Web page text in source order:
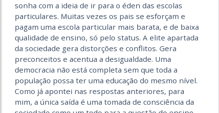
sonha com a ideia de ir para o éden das escolas
particulares. Muitas vezes os pais se esforçam e
pagam uma escola particular mais barata, e de baixa
qualidade de ensino, só pelo status. A elite apartada
da sociedade gera distorções e conflitos. Gera
preconceitos e acentua a desigualdade. Uma
democracia não está completa sem que toda a
população possa ter uma educação do mesmo nível.
Como já apontei nas respostas anteriores, para
mim, a única saída é uma tomada de consciência da